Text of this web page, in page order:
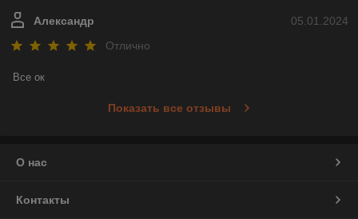
05.01.2024
Александр
Отлично
Все ок
Показать все отзывы
О нас
Контакты